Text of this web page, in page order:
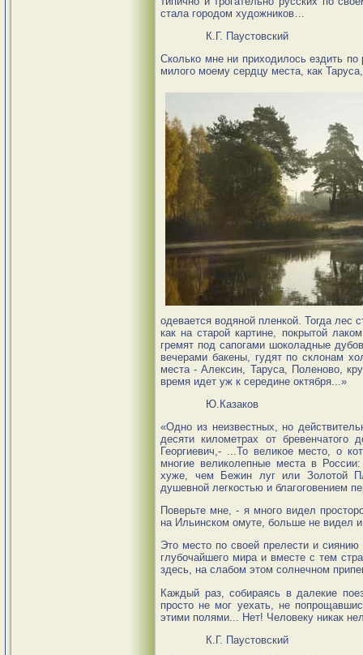
стала городом художников…
К.Г. Паустовский
Сколько мне ни приходилось ездить
милого моему сердцу места, как
одевается водяной пленкой. Тогда лес
как на старой картине, покрытой
гремят под сапогами шоколадные
вечерами бакены, гудят по склонам
места - Алексин, Таруса, Поленово,
время идет уж к середине октября...»
Ю.Казаков
«Одно из неизвестных, но
десяти километрах от
Георгиевич,- ...То великое место, о
многие великолепные места в
хуже, чем Бежин луг или Золотой
душевной легкостью и благоговением
Поверьте мне, - я много видел
на Ильинском омуте, больше не видел
Это место по своей прелести и
глубочайшего мира и вместе с тем
здесь, на слабом этом солнечном
Каждый раз, собираясь в далекие
просто не мог уехать, не
этими полями... Нет! Человеку никак
К.Г. Паустовский